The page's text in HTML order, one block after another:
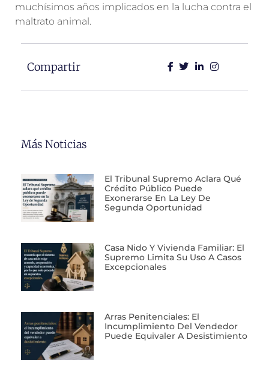
muchísimos años implicados en la lucha contra el
maltrato animal.
Compartir
Más Noticias
El Tribunal Supremo Aclara Qué
Crédito Público Puede
Exonerarse En La Ley De
Segunda Oportunidad
Casa Nido Y Vivienda Familiar: El
Supremo Limita Su Uso A Casos
Excepcionales
Arras Penitenciales: El
Incumplimiento Del Vendedor
Puede Equivaler A Desistimiento